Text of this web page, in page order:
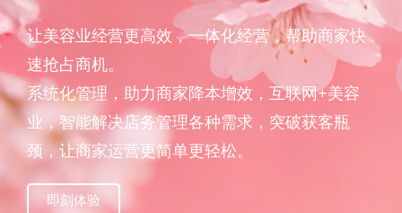
让美容业经营更高效，一体化经营，帮助商家快
速抢占商机。
系统化管理，助力商家降本增效，互联网+美容
业，智能解决店务管理各种需求，突破获客瓶
颈，让商家运营更简单更轻松。
即刻体验